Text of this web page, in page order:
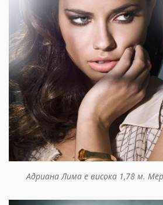
Адриана Лима е висока 1,78 м.